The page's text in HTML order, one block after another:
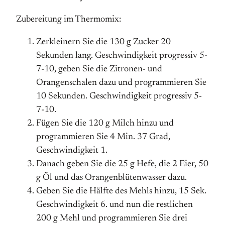
Zubereitung im Thermomix:
Zerkleinern Sie die 130 g Zucker 20
Sekunden lang. Geschwindigkeit progressiv 5-
7-10, geben Sie die Zitronen- und
Orangenschalen dazu und programmieren Sie
10 Sekunden. Geschwindigkeit progressiv 5-
7-10.
Fügen Sie die 120 g Milch hinzu und
programmieren Sie 4 Min. 37 Grad,
Geschwindigkeit 1.
Danach geben Sie die 25 g Hefe, die 2 Eier, 50
g Öl und das Orangenblütenwasser dazu.
Geben Sie die Hälfte des Mehls hinzu, 15 Sek.
Geschwindigkeit 6. und nun die restlichen
200 g Mehl und programmieren Sie drei